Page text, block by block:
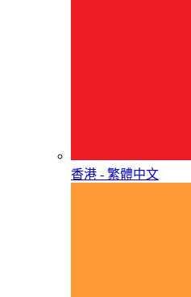
香港 - 繁體中文